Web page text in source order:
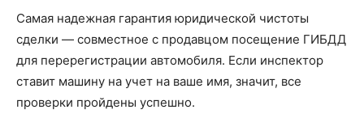
Самая надежная гарантия юридической чистоты
сделки — совместное с продавцом посещение ГИБДД
для перерегистрации автомобиля. Если инспектор
ставит машину на учет на ваше имя, значит, все
проверки пройдены успешно.